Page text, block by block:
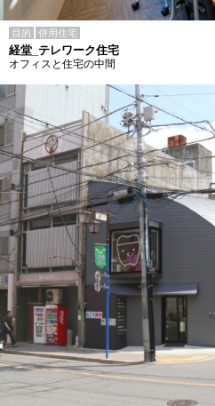
目的 併用住宅
経堂_テレワーク住宅
オフィスと住宅の中間